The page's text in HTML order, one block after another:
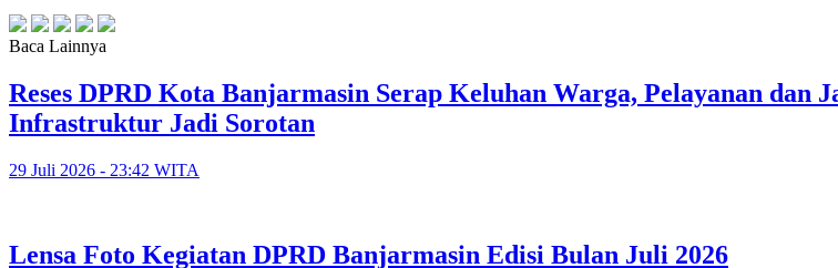
Baca Lainnya
Reses DPRD Kota Banjarmasin Serap Keluhan Warga, Pelayanan dan
Infrastruktur Jadi Sorotan
29 Juli 2026 - 23:42 WITA
Lensa Foto Kegiatan DPRD Banjarmasin Edisi Bulan Juli 2026